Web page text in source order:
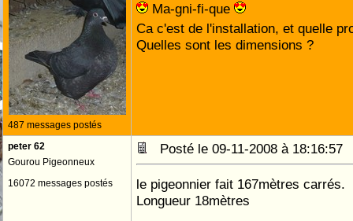
487 messages postés
Ma-gni-fi-que
Ca c'est de l'installation, et quelle
Quelles sont les dimensions ?
peter 62
Gourou Pigeonneux
16072 messages postés
Posté le 09-11-2008 à
le pigeonnier fait 167mètres carrés.
Longueur 18mètres